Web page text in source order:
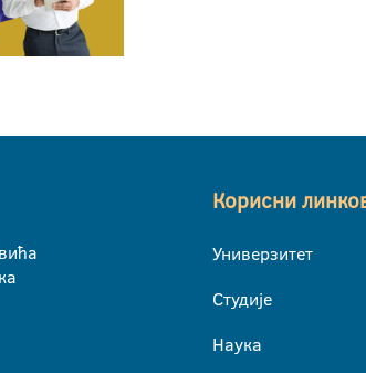
Корисни
Универзитет
Студије
Наука